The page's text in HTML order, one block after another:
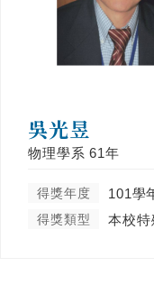
吳光昱
物理學系 61年
得獎年度 101學
得獎類型